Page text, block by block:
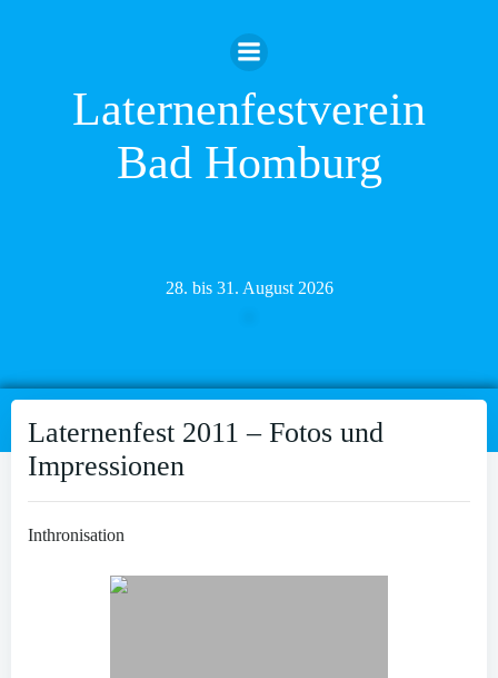
Inhalt
springen
Laternenfestverein
Bad Homburg
28. bis 31. August 2026
Laternenfest 2011 – Fotos und
Impressionen
Inthronisation